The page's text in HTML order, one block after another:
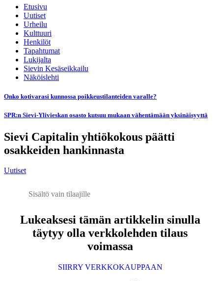
Etusivu
Uutiset
Urheilu
Kulttuuri
Henkilöt
Tapahtumat
Lukijalta
Sievin Kesäseikkailu
Näköislehti
Onko kotivarasi kunnossa poikkeustilanteiden varalle?
SPR:n Sievi-Ylivieskan osasto kutsuu mukaan vähentämään yksinäisyyttä
Sievi Capitalin yhtiökokous päätti
osakkeiden hankinnasta
Uutiset
Sisältö vain tilaajille
Lukeaksesi tämän artikkelin sinulla
täytyy olla verkkolehden tilaus
voimassa
SIIRRY VERKKOKAUPPAAN